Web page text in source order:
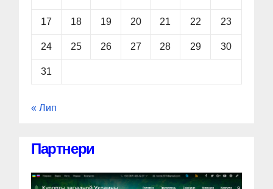
17 18 19 20 21 22 23
24 25 26 27 28 29 30
31
« Лип
Партнери